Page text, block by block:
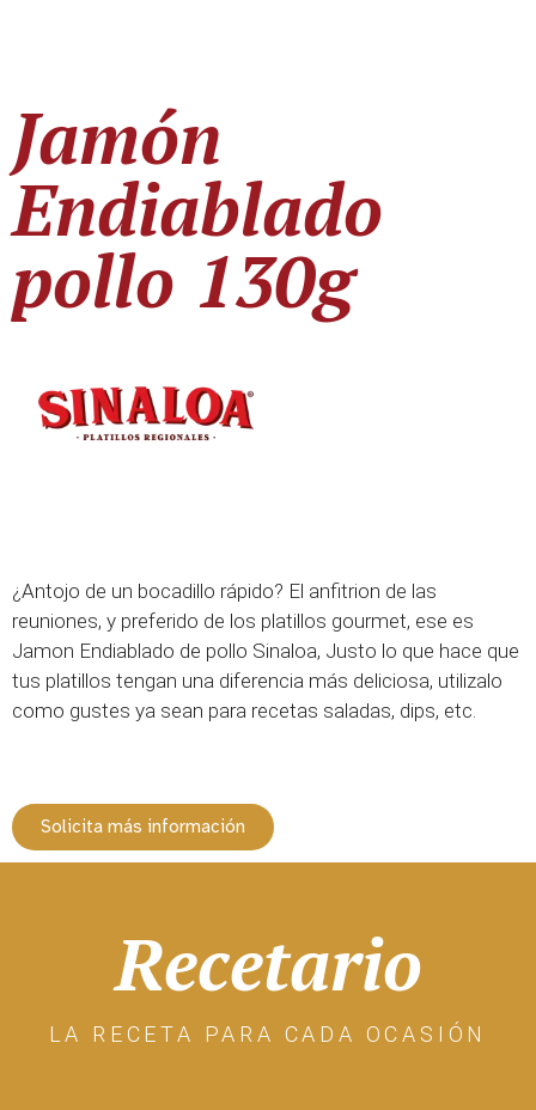
Jamón
Endiablado
pollo 130g
¿Antojo de un bocadillo rápido? El anfitrion de las
reuniones, y preferido de los platillos gourmet, ese es
Jamon Endiablado de pollo Sinaloa, Justo lo que hace que
tus platillos tengan una diferencia más deliciosa, utilizalo
como gustes ya sean para recetas saladas, dips, etc.
Solicita más información
Recetario
LA RECETA PARA CADA OCASIÓN